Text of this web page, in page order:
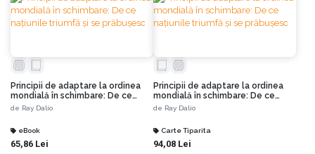
Principii de adaptare la ordinea
mondială în schimbare: De ce
națiunile triumfă și se prăbușesc
de Ray Dalio
eBook
65,86 Lei
Principii de adaptare la ordinea
mondială în schimbare: De ce
națiunile triumfă și se prăbușesc
de Ray Dalio
Carte Tiparita
94,08 Lei